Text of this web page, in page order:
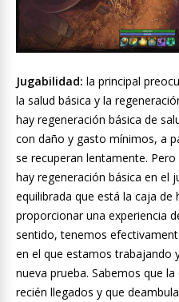
Jugabilidad: la principal
la salud básica y la
hay regeneración básica de
con daño y gasto mínimos, a
se recuperan lentamente.
hay regeneración básica en el
equilibrada que está la caja
proporcionar una experiencia
sentido, tenemos
en el que estamos trabajando
nueva prueba. Sabemos que
recién llegados y que